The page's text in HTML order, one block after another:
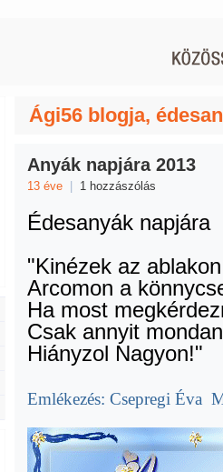
Ági56 blogja,
Anyák napjára 2013
13 éve 1 hozzászólás
Édesanyák napjára
"Kinézek az
Arcomon a
Ha most
Csak annyit
Hiányzol Nagyon!"
Emlékezés: Csepregi